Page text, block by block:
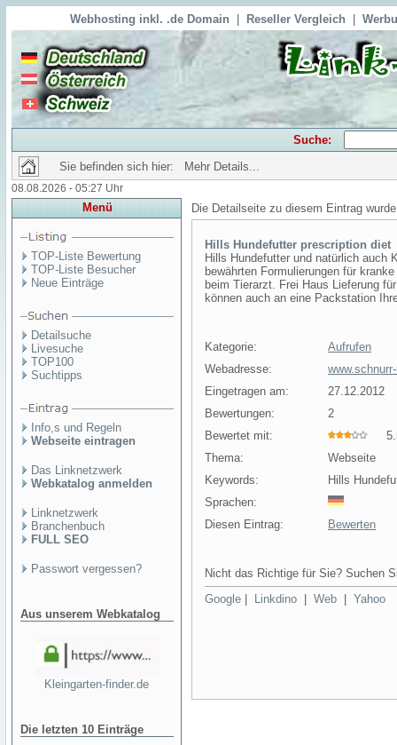
Webhosting inkl. .de Domain Reseller Vergleich
Suche:
Sie befinden sich hier: Mehr Details...
08.08.2026 - 05:27 Uhr
Menü
TOP-Liste Bewertung
TOP-Liste Besucher
Neue Einträge
Detailsuche
Livesuche
TOP100
Suchtipps
Info,s und Regeln
Webseite eintragen
Das Linknetzwerk
Webkatalog anmelden
Linknetzwerk
Branchenbuch
FULL SEO
Passwort vergessen?
Aus unserem Webkatalog
Kleingarten-finder.de
Die letzten 10 Einträge
Die Detailseite zu diesem Eintrag
Hills Hundefutter prescription diet
Hills Hundefutter und natürlich auch
bewährten Formulierungen für
beim Tierarzt. Frei Haus Lieferung
können auch an eine Packstation
Kategorie:
Aufrufen
Webadresse:
Eingetragen am:
27.12.2012
Bewertungen:
2
Bewertet mit:
Thema:
Webseite
Keywords:
Hills
Sprachen:
Diesen Eintrag:
Bewerten
Nicht das Richtige für Sie? Suchen
Google
Linkdino Web Yahoo